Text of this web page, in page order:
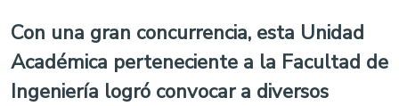
Con una gran concurrencia, esta Unidad
Académica perteneciente a la Facultad de
Ingeniería logró convocar a diversos